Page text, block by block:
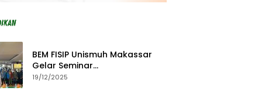
BEM FISIP Unismuh Makassar
Gelar Seminar
Keperempuanan, Bahas
19/12/2025